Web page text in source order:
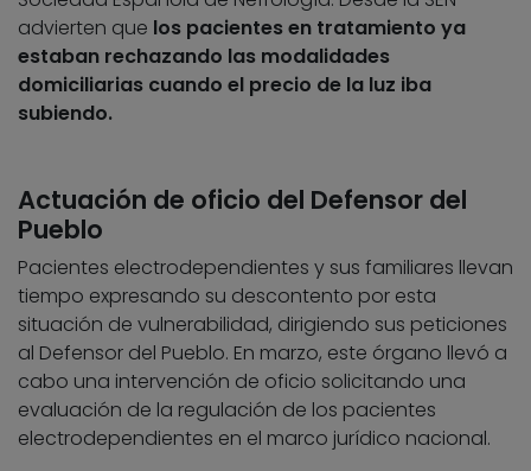
advierten que los pacientes en tratamiento ya
estaban rechazando las modalidades
domiciliarias cuando el precio de la luz iba
subiendo.
Actuación de oficio del Defensor del
Pueblo
Pacientes electrodependientes y sus familiares llevan
tiempo expresando su descontento por esta
situación de vulnerabilidad, dirigiendo sus peticiones
al Defensor del Pueblo. En marzo, este órgano llevó a
cabo una intervención de oficio solicitando una
evaluación de la regulación de los pacientes
electrodependientes en el marco jurídico nacional.